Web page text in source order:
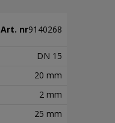
Art. nr9140268
DN 15
20 mm
2 mm
25 mm